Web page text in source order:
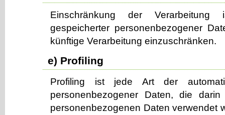
Einschränkung der
gespeicherter personenbezogener
künftige Verarbeitung einzuschränken.
e) Profiling
Profiling ist jede Art der
personenbezogener Daten, die
personenbezogenen Daten verwendet